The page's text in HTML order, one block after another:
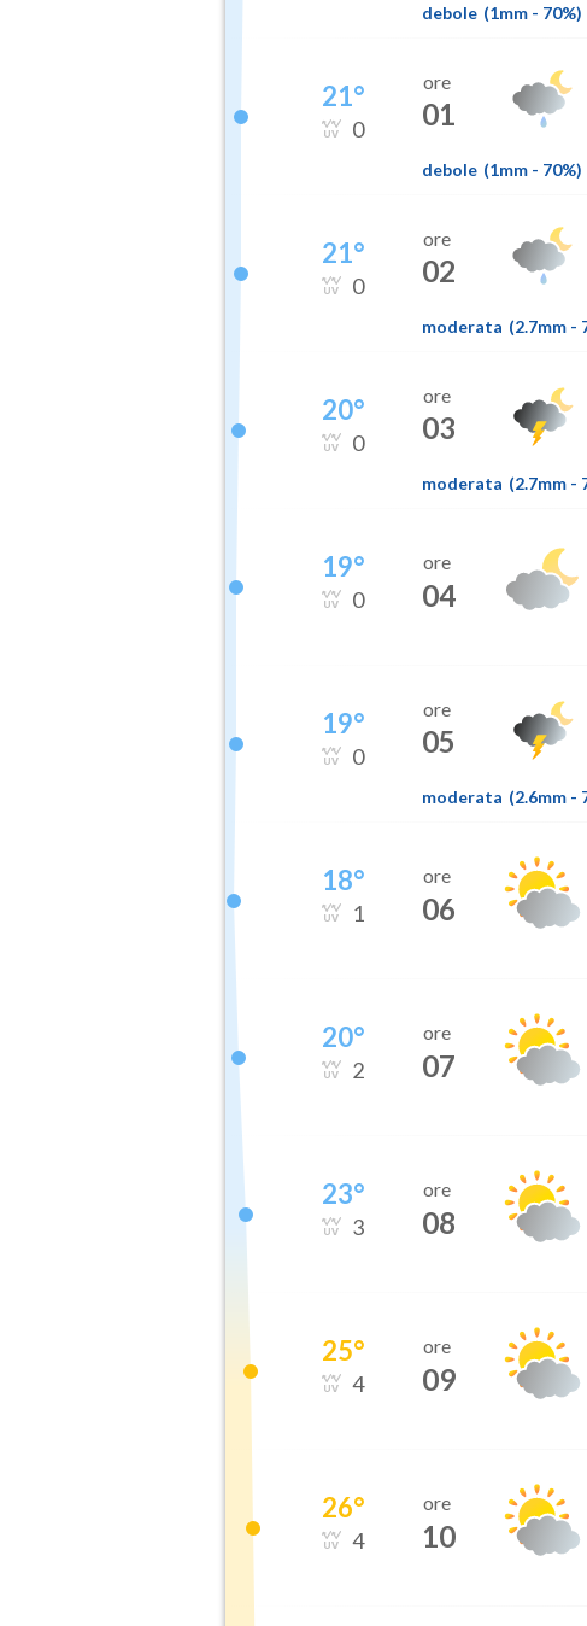
debole (1mm - 70%)
21°
0
ore
01
debole (1mm - 70%)
21°
0
ore
02
moderata (2.7mm -
20°
0
ore
03
moderata (2.7mm -
19°
0
ore
04
19°
0
ore
05
moderata (2.6mm -
18°
1
ore
06
20°
2
ore
07
23°
3
ore
08
25°
4
ore
09
26°
4
ore
10